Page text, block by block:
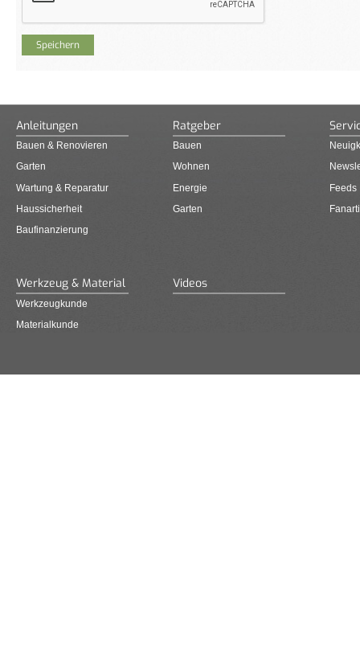
Anleitungen
Bauen & Renovieren
Garten
Wartung & Reparatur
Haussicherheit
Baufinanzierung
Ratgeber
Bauen
Wohnen
Energie
Garten
Feeds
Werkzeug & Material
Werkzeugkunde
Materialkunde
Videos